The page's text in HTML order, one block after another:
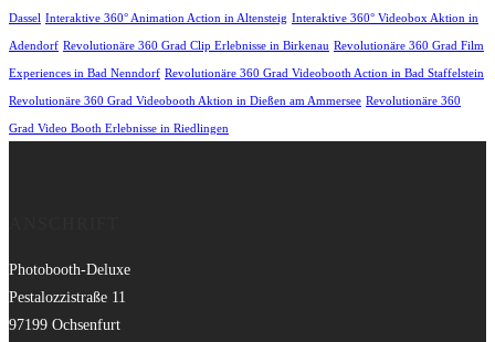
Dassel Interaktive 360° Animation Action in Altensteig Interaktive 360° Videobox Aktion in
Adendorf Revolutionäre 360 Grad Clip Erlebnisse in Birkenau Revolutionäre 360 Grad Film
Experiences in Bad Nenndorf Revolutionäre 360 Grad Videobooth Action in Bad Staffelstein
Revolutionäre 360 Grad Videobooth Aktion in Dießen am Ammersee Revolutionäre 360
Grad Video Booth Erlebnisse in Riedlingen
Photobooth-Deluxe
Pestalozzistraße 11
97199 Ochsenfurt